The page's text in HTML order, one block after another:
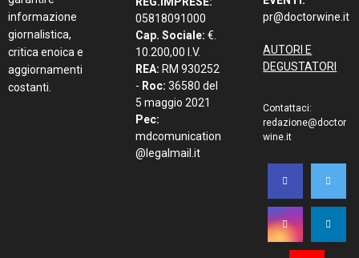
informazione
giornalistica,
critica enoica e
aggiornamenti
costanti.
05818091000
Cap. Sociale: €.
10.200,00 I.V.
REA: RM 930252
- Roc: 36580 del
5 maggio 2021
Pec:
mdcomunication
@legalmail.it
pr@doctorwine.it
AUTORI E
DEGUSTATORI
Contattaci:
redazione@doctor
wine.it